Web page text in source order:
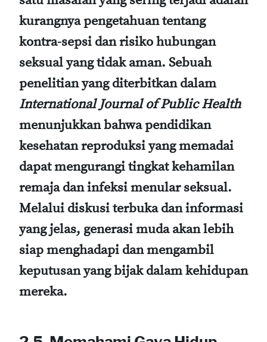
kurangnya pengetahuan tentang
kontra-sepsi dan risiko hubungan
seksual yang tidak aman. Sebuah
penelitian yang diterbitkan dalam
International Journal of Public Health
menunjukkan bahwa pendidikan
kesehatan reproduksi yang memadai
dapat mengurangi tingkat kehamilan
remaja dan infeksi menular seksual.
Melalui diskusi terbuka dan informasi
yang jelas, generasi muda akan lebih
siap menghadapi dan mengambil
keputusan yang bijak dalam kehidupan
mereka.